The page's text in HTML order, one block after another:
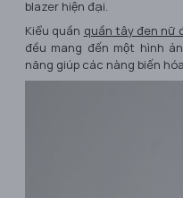
blazer hiện đại.
Kiểu quần quần tây đen nữ
đều mang đến một hình
năng giúp các nàng biến